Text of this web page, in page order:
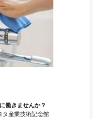
働きませんか？
産業技術記念館